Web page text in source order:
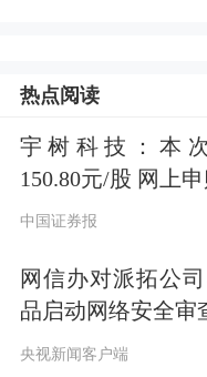
美股全线暴跌
美东时间6月5
挫，截至收盘
自2025年4月
500指数大跌
大型科技股集
热点阅读
宇树科技：本
150.80元/股 网上
中国证券报
网信办对派拓公
品启动网络安全审
央视新闻客户端